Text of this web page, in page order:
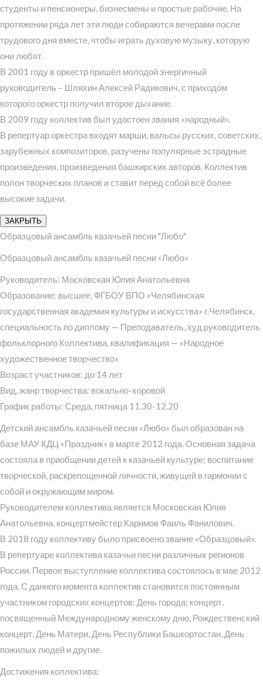
студенты и пенсионеры, бизнесмены и простые рабочие. На
протяжении ряда лет эти люди собираются вечерами после
трудового дня вместе, чтобы играть духовую музыку, которую
они любят.
В 2001 году в оркестр пришёл молодой энергичный
руководитель – Шляхин Алексей Радикович, с приходом
которого оркестр получил второе дыхание.
В 2009 году коллектив был удостоен звания «народный».
В репертуар оркестра входят марши, вальсы русских, советских,
зарубежных композиторов, разучены популярные эстрадные
произведения, произведения башкирских авторов. Коллектив
полон творческих планов и ставит перед собой всё более
высокие задачи.
ЗАКРЫТЬ
Образцовый ансамбль казачьей песни "Любо"
Образцовый ансамбль казачьей песни «Любо»
Руководитель: Московская Юлия Анатольевна
Образование: высшее, ФГБОУ ВПО «Челябинская
государственная академия культуры и искусства» г.Челябинск,
специальность по диплому — Преподаватель, худ.руководитель
фольклорного Коллектива, квалификация — «Народное
художественное творчество»
Возраст участников: до 14 лет
Вид, жанр творчества: вокально-хоровой
График работы: Среда, пятница 11.30-12.20
Детский ансамбль казачьей песни «Любо» был образован на
базе МАУ КДЦ «Праздник» в марте 2012 года. Основная задача
состояла в приобщении детей к казачьей культуре; воспитание
творческой, раскрепощенной личности, живущей в гармонии с
собой и окружающим миром.
Руководителем коллектива является Московская Юлия
Анатольевна, концертмейстер Каримов Фаиль Фанилович.
В 2018 году коллективу было присвоено звание «Образцовый».
В репертуаре коллектива казачьи песни различных регионов
России. Первое выступление коллектива состоялось в мае 2012
года. С данного момента коллектив становится постоянным
участником городских концертов: День города; концерт,
посвященный Международному женскому дню, Рождественский
концерт, День Матери, День Республики Башкортостан, День
пожилых людей и другие.
Достижения коллектива: